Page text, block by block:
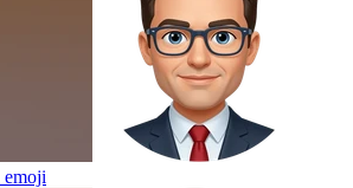
emoji